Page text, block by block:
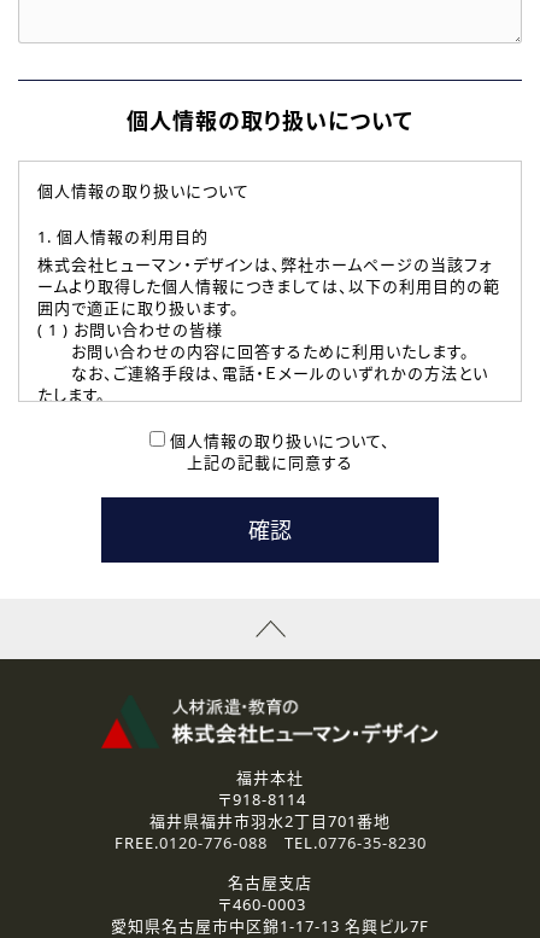
個人情報の取り扱いについて
個人情報の取り扱いについて
1. 個人情報の利用目的
株式会社ヒューマン・デザインは、弊社ホームページの当該フォ
ームより取得した個人情報につきましては、以下の利用目的の範
囲内で適正に取り扱います。
( 1 ) お問い合わせの皆様
お問い合わせの内容に回答するために利用いたします。
なお、ご連絡手段は、電話・Ｅメールのいずれかの方法とい
たします。
本登録に関するご連絡および本登録時の参考情報として利
たします。
( 3 ) スタッフ派遣を検討されている企業の皆様
お問い合わせの内容に回答するために利用いたします。
なお、ご連絡手段は、電話・Ｅメールのいずれかの方法とい
資料送付、受講相談に関するご連絡のために利用いたしま
その他、お問い合わせの内容に回答するために利用いたし
なお、ご連絡手段は、電話・Ｅメールのいずれかの方法とい
2.個人情報の第三者提供
ご提供いただいた個人情報は、法令等の規定に従う場合を除き、
3.個人情報の取り扱いの委託
弊社の定める個人情報保護の評価基準を満たした委託先に、個
個人情報の取り扱いについて、
上記の記載に同意する
福井本社
〒918-8114
福井県福井市羽水2丁目701番地
FREE.0120-776-088 TEL.0776-35-8230
名古屋支店
〒460-0003
愛知県名古屋市中区錦1-17-13 名興ビル7F